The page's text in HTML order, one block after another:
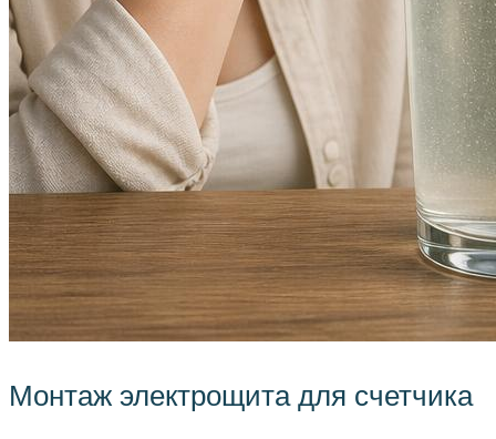
Монтаж электрощита для счетчика